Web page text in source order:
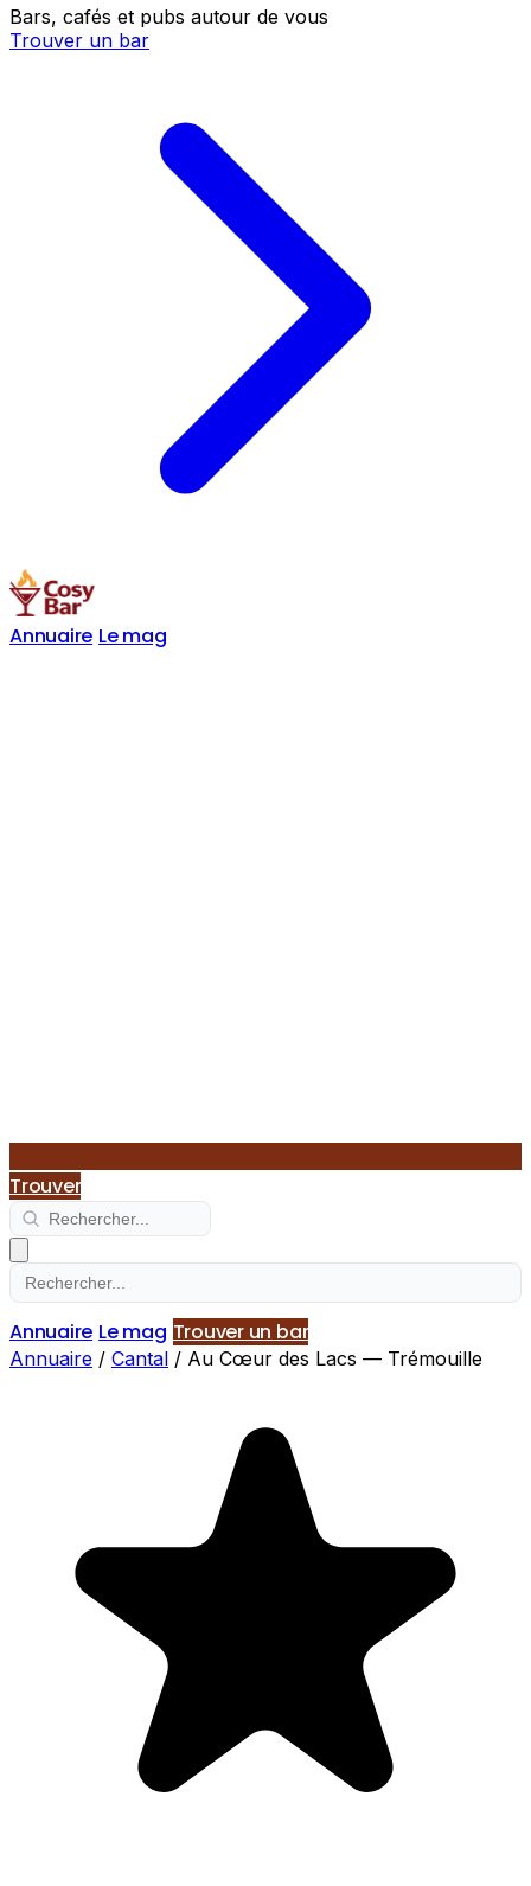
Bars, cafés et pubs autour de vous
Trouver un bar
Annuaire Le mag
Trouver
Annuaire Le mag Trouver un bar
Annuaire / Cantal / Au Cœur des Lacs — Trémouille